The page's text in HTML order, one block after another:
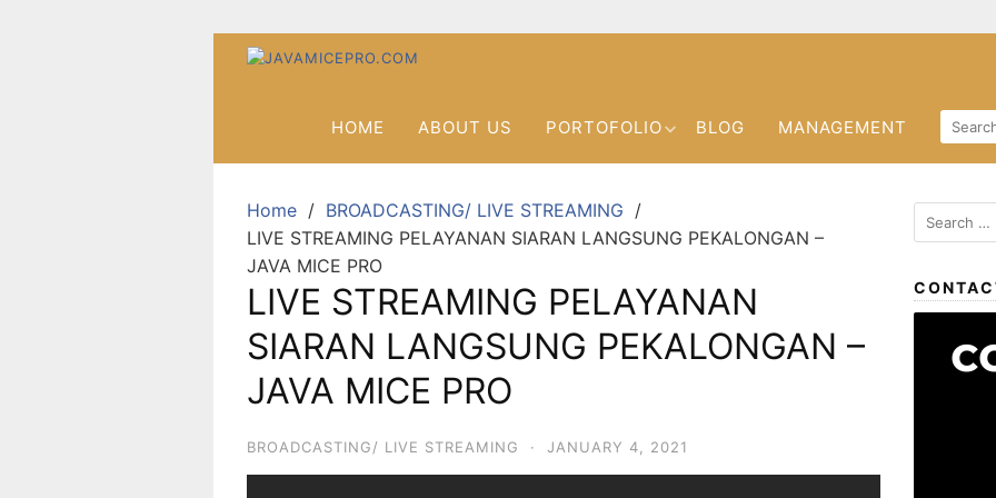
HOME ABOUT US PORTOFOLIO BLOG MANAGEMENT
Home
BROADCASTING/ LIVE STREAMING
LIVE STREAMING PELAYANAN SIARAN LANGSUNG PEKALONGAN –
JAVA MICE PRO
LIVE STREAMING PELAYANAN
SIARAN LANGSUNG PEKALONGAN –
JAVA MICE PRO
BROADCASTING/ LIVE STREAMING · JANUARY 4, 2021